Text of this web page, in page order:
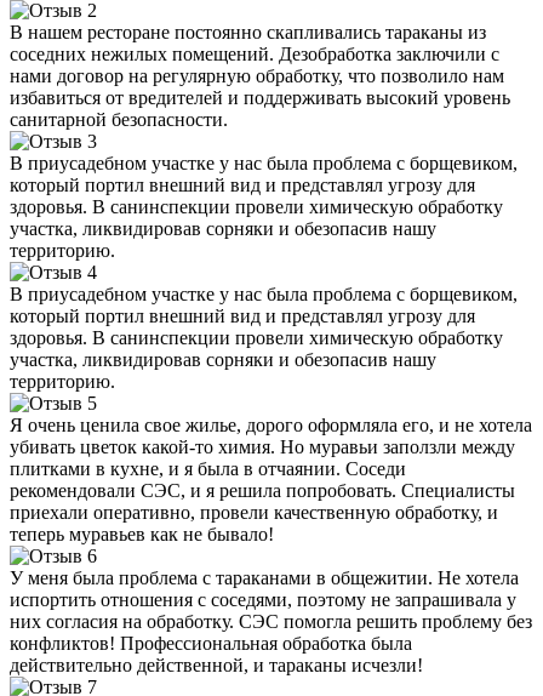
В нашем ресторане постоянно скапливались тараканы из
соседних нежилых помещений. Дезобработка заключили с
нами договор на регулярную обработку, что позволило нам
избавиться от вредителей и поддерживать высокий уровень
санитарной безопасности.
В приусадебном участке у нас была проблема с борщевиком,
который портил внешний вид и представлял угрозу для
здоровья. В санинспекции провели химическую обработку
участка, ликвидировав сорняки и обезопасив нашу
территорию.
В приусадебном участке у нас была проблема с борщевиком,
который портил внешний вид и представлял угрозу для
здоровья. В санинспекции провели химическую обработку
участка, ликвидировав сорняки и обезопасив нашу
территорию.
Я очень ценила свое жилье, дорого оформляла его, и не хотела
убивать цветок какой-то химия. Но муравьи заползли между
плитками в кухне, и я была в отчаянии. Соседи
рекомендовали СЭС, и я решила попробовать. Специалисты
приехали оперативно, провели качественную обработку, и
теперь муравьев как не бывало!
У меня была проблема с тараканами в общежитии. Не хотела
испортить отношения с соседями, поэтому не запрашивала у
них согласия на обработку. СЭС помогла решить проблему без
конфликтов! Профессиональная обработка была
действительно действенной, и тараканы исчезли!